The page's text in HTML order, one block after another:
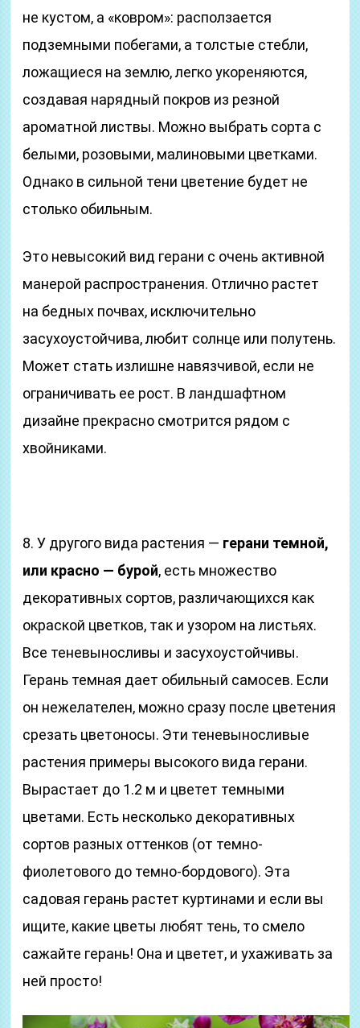
не кустом, а «ковром»: расползается
подземными побегами, а толстые стебли,
ложащиеся на землю, легко укореняются,
создавая нарядный покров из резной
ароматной листвы. Можно выбрать сорта с
белыми, розовыми, малиновыми цветками.
Однако в сильной тени цветение будет не
столько обильным.
Это невысокий вид герани с очень активной
манерой распространения. Отлично растет
на бедных почвах, исключительно
засухоустойчива, любит солнце или полутень.
Может стать излишне навязчивой, если не
ограничивать ее рост. В ландшафтном
дизайне прекрасно смотрится рядом с
хвойниками.
8. У другого вида растения — герани темной,
или красно — бурой, есть множество
декоративных сортов, различающихся как
окраской цветков, так и узором на листьях.
Все теневыносливы и засухоустойчивы.
Герань темная дает обильный самосев. Если
он нежелателен, можно сразу после цветения
срезать цветоносы. Эти теневыносливые
растения примеры высокого вида герани.
Вырастает до 1.2 м и цветет темными
цветами. Есть несколько декоративных
сортов разных оттенков (от темно-
фиолетового до темно-бордового). Эта
садовая герань растет куртинами и если вы
ищите, какие цветы любят тень, то смело
сажайте герань! Она и цветет, и ухаживать за
ней просто!